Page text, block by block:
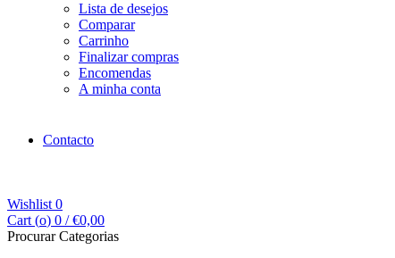
Lista de desejos
Comparar
Carrinho
Finalizar compras
Encomendas
A minha conta
Contacto
Wishlist 0
Cart (o) 0 / €0,00
Procurar Categorias